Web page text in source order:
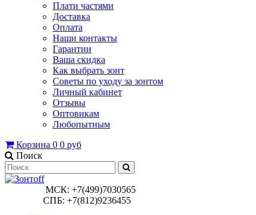
Плати частями
Доставка
Оплата
Наши контакты
Гарантии
Ваша скидка
Как выбрать зонт
Советы по уходу за зонтом
Личный кабинет
Отзывы
Оптовикам
Любопытным
Корзина 0 0 руб
Поиск
МСК: +7(499)7030565
СПБ: +7(812)9236455